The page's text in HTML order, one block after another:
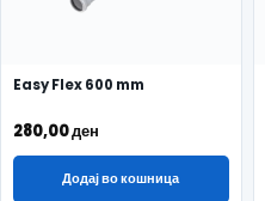
Easy Flex 600 mm
280,00ден
Додај во кошница